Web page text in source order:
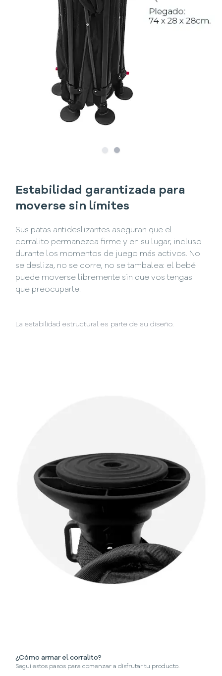
SlideSlide
Estabilidad garantizada para
moverse sin límites
Sus patas antideslizantes aseguran que el
corralito permanezca firme y en su lugar, incluso
durante los momentos de juego más activos. No
se desliza, no se corre, no se tambalea: el bebé
puede moverse libremente sin que vos tengas
que preocuparte.
La estabilidad estructural es parte de su diseño.
¿Cómo armar el corralito?
Seguí estos pasos para comenzar a disfrutar tu producto.